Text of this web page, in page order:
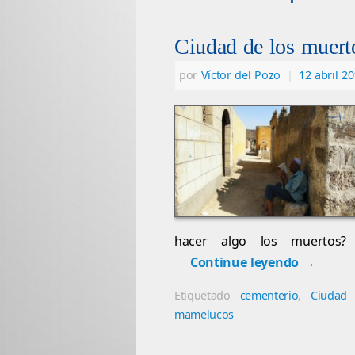
Ciudad de los
por Víctor del Pozo 12 abril
hacer algo los
Continue leyendo →
Etiquetado cementerio,
mamelucos